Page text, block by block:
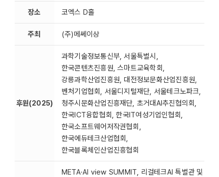
장소 코엑스 D홀
주최 (주)메쎄이상
후원(2025)
과학기술정보통신부, 서울특별시,
한국콘텐츠진흥원, 스마트교육학회,
강릉과학산업진흥원, 대전정보문화산업진흥원,
벤처기업협회, 서울디지털재단, 서울테크노파크,
청주시문화산업진흥재단, 초거대AI추진협의회,
한국ICT융합협회, 한국IT여성기업인협회,
한국소프트웨어저작권협회,
한국에듀테크산업협회,
한국블록체인산업진흥협회
META·AI view SUMMIT, 리걸테크AI 특별관 및